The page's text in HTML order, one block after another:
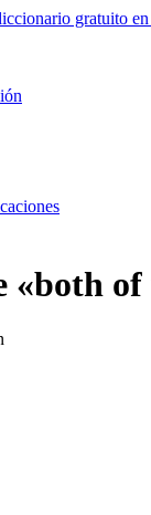
«both of